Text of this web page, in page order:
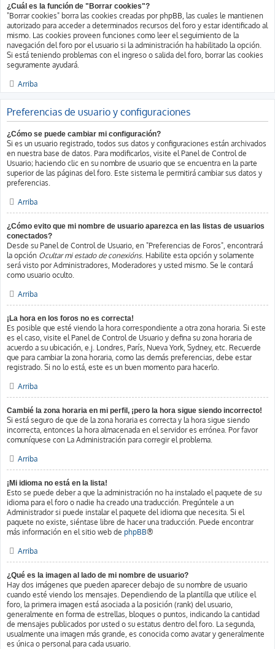
¿Cuál es la función de "Borrar cookies"?
"Borrar cookies" borra las cookies creadas por phpBB, las cuales le mantienen
autorizado para acceder a determinados recursos del foro y estar identificado al
mismo. Las cookies proveen funciones como leer el seguimiento de la
navegación del foro por el usuario si la administración ha habilitado la opción.
Si está teniendo problemas con el ingreso o salida del foro, borrar las cookies
seguramente ayudará.
Arriba
Preferencias de usuario y configuraciones
¿Cómo se puede cambiar mi configuración?
Si es un usuario registrado, todos sus datos y configuraciones están archivados
en nuestra base de datos. Para modificarlos, visite el Panel de Control de
Usuario; haciendo clic en su nombre de usuario que se encuentra en la parte
superior de las páginas del foro. Este sistema le permitirá cambiar sus datos y
preferencias.
Arriba
¿Cómo evito que mi nombre de usuario aparezca en las listas de usuarios
conectados?
Desde su Panel de Control de Usuario, en "Preferencias de Foros", encontrará
la opción Ocultar mi estado de conexións. Habilite esta opción y solamente
será visto por Administradores, Moderadores y usted mismo. Se le contará
como usuario oculto.
Arriba
¡La hora en los foros no es correcta!
Es posible que esté viendo la hora correspondiente a otra zona horaria. Si este
es el caso, visite el Panel de Control de Usuario y defina su zona horaria de
acuerdo a su ubicación, e.j. Londres, París, Nueva York, Sydney, etc. Recuerde
que para cambiar la zona horaria, como las demás preferencias, debe estar
registrado. Si no lo está, este es un buen momento para hacerlo.
Arriba
Cambié la zona horaria en mi perfil, ¡pero la hora sigue siendo incorrecto!
Si está seguro de que de la zona horaria es correcta y la hora sigue siendo
incorrecta, entonces la hora almacenada en el servidor es errónea. Por favor
comuníquese con La Administración para corregir el problema.
Arriba
¡Mi idioma no está en la lista!
Esto se puede deber a que la administración no ha instalado el paquete de su
idioma para el foro o nadie ha creado una traducción. Pregúntele a un
Administrador si puede instalar el paquete del idioma que necesita. Si el
paquete no existe, siéntase libre de hacer una traducción. Puede encontrar
más información en el sitio web de phpBB®
Arriba
¿Qué es la imagen al lado de mi nombre de usuario?
Hay dos imágenes que pueden aparecer debajo de su nombre de usuario
cuando esté viendo los mensajes. Dependiendo de la plantilla que utilice el
foro, la primera imagen está asociada a la posición (rank) del usuario,
generalmente en forma de estrellas, bloques o puntos, indicando la cantidad
de mensajes publicados por usted o su estatus dentro del foro. La segunda,
usualmente una imagen más grande, es conocida como avatar y generalmente
es única o personal para cada usuario.